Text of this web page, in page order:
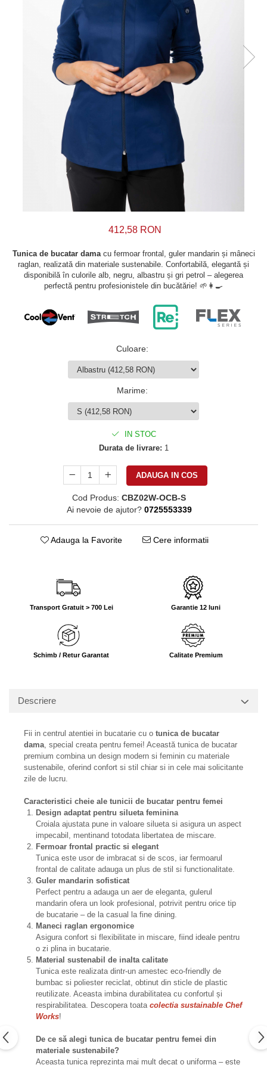
412,58 RON
Tunica de bucatar damacu fermoar frontal, guler mandarin și mâneci
raglan, realizată din materiale sustenabile. Confortabilă, elegantă și
disponibilă în culorile alb, negru, albastru și gri petrol – alegerea
perfectă pentru profesionistele din bucătărie! 🌱👩‍🍳
Culoare:
Marime:
IN STOC
Durata de livrare: 1
ADAUGA IN COS
Cod Produs: CBZ02W-OCB-S
Ai nevoie de ajutor? 0725553339
Adauga la Favorite Cere informatii
Transport Gratuit > 700 Lei Garantie 12 luni
Schimb / Retur Garantat Calitate Premium
Descriere
Fii in centrul atentiei in bucatarie cu o tunica de bucatar
dama, special creata pentru femei! Această tunica de bucatar
premium combina un design modern si feminin cu materiale
sustenabile, oferind confort si stil chiar si in cele mai solicitante
zile de lucru.
Caracteristici cheie ale tunicii de bucatar pentru femei
Design adaptat pentru silueta feminina
Croiala ajustata pune in valoare silueta si asigura un aspect
impecabil, mentinand totodata libertatea de miscare.
Fermoar frontal practic si elegant
Tunica este usor de imbracat si de scos, iar fermoarul
frontal de calitate adauga un plus de stil si functionalitate.
Guler mandarin sofisticat
Perfect pentru a adauga un aer de eleganta, gulerul
mandarin ofera un look profesional, potrivit pentru orice tip
de bucatarie – de la casual la fine dining.
Maneci raglan ergonomice
Asigura confort si flexibilitate in miscare, fiind ideale pentru
o zi plina in bucatarie.
Material sustenabil de inalta calitate
Tunica este realizata dintr-un amestec eco-friendly de
bumbac si poliester reciclat, obtinut din sticle de plastic
reutilizate. Aceasta imbina durabilitatea cu confortul și
respirabilitatea. Descopera toata colectia sustainable Chef
Works!
De ce să alegi tunica de bucatar pentru femei din
materiale sustenabile?
Aceasta tunica reprezinta mai mult decat o uniforma – este